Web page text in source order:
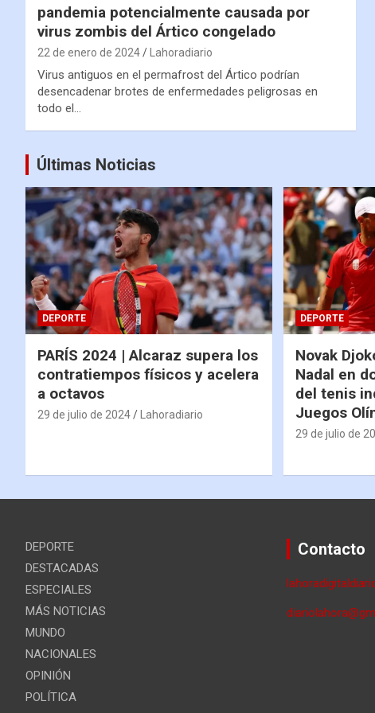
pandemia potencialmente causada por
virus zombis del Ártico congelado
22 de enero de 2024 Lahoradiario
Virus antiguos en el permafrost del Ártico podrían
desencadenar brotes de enfermedades peligrosas en
todo el…
Últimas Noticias
DEPORTE
PARÍS 2024 | Alcaraz supera los
contratiempos físicos y acelera
a octavos
29 de julio de 2024 Lahoradiario
DEPORTE
Novak
Nadal en
del tenis
Juegos
29 de julio de
DEPORTE
DESTACADAS
ESPECIALES
MÁS NOTICIAS
MUNDO
NACIONALES
OPINIÓN
POLÍTICA
Contacto